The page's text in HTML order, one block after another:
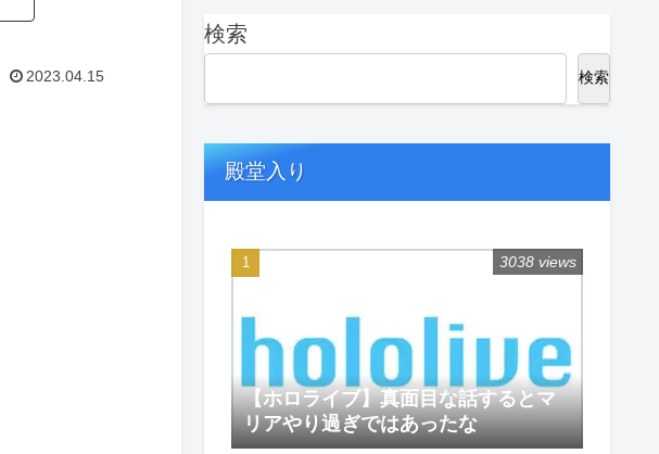
2023.04.15
検索
検索
殿堂入り
【ホロライブ】真面目な話するとマ
リアやり過ぎではあったな
3038 views